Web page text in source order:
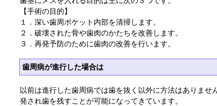
【手術の目的】
１．深い歯周ポケット内部を清掃します。
２．破壊された骨や歯肉のかたちを改善します。
３．再発予防のために歯肉の改善を行います。
歯周病が進行した場合は
以前は進行した歯周病では歯を抜く以外に方法はありませ
発され歯を残すことが可能になってきています。